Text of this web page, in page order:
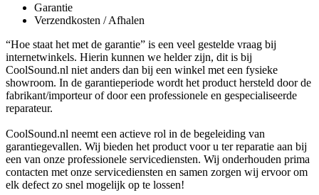
Garantie
Verzendkosten / Afhalen
“Hoe staat het met de garantie” is een veel gestelde vraag bij
internetwinkels. Hierin kunnen we helder zijn, dit is bij
CoolSound.nl niet anders dan bij een winkel met een fysieke
showroom. In de garantieperiode wordt het product hersteld door de
fabrikant/importeur of door een professionele en gespecialiseerde
reparateur.
CoolSound.nl neemt een actieve rol in de begeleiding van
garantiegevallen. Wij bieden het product voor u ter reparatie aan bij
een van onze professionele servicediensten. Wij onderhouden prima
contacten met onze servicediensten en samen zorgen wij ervoor om
elk defect zo snel mogelijk op te lossen!